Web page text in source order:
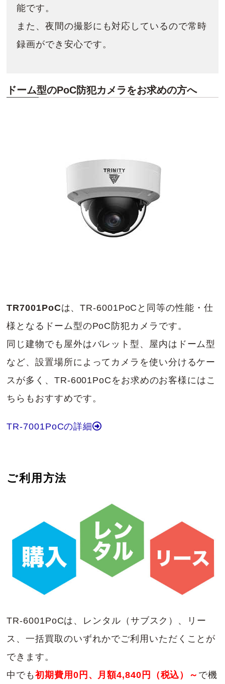
能です。
また、夜間の撮影にも対応しているので常時
録画ができ安心です。
ドーム型のPoC防犯カメラをお求めの方へ
TR7001PoCは、TR-6001PoCと同等の性能・仕
様となるドーム型のPoC防犯カメラです。
同じ建物でも屋外はバレット型、屋内はドーム型
など、設置場所によってカメラを使い分けるケー
スが多く、TR-6001PoCをお求めのお客様にはこ
ちらもおすすめです。
TR-7001PoCの詳細
ご利用方法
TR-6001PoCは、レンタル（サブスク）、リー
ス、一括買取のいずれかでご利用いただくことが
できます。
中でも初期費用0円、月額4,840円（税込）～ で機